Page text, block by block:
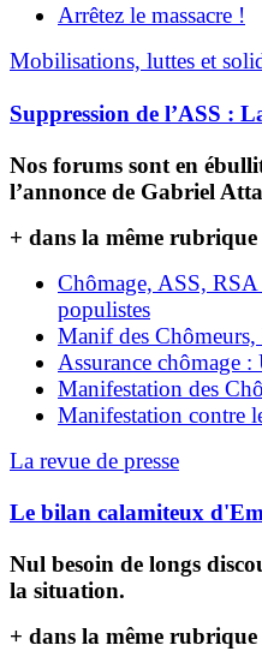
Arrêtez le massacre !
Mobilisations, luttes et
Suppression de l’ASS :
Nos forums sont en
l’annonce de Gabriel
+ dans la même rubrique
Chômage, ASS, RSA
populistes
Manif des
Assurance chômage
Manifestation des
Manifestation contre
La revue de presse
Le bilan calamiteux
Nul besoin de longs
la situation.
+ dans la même rubrique